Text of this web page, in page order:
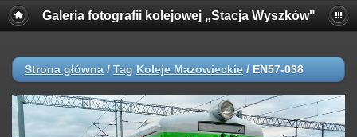
Galeria fotografii kolejowej „Stacja Wyszków"
Strona główna / Tag Koleje Mazowieckie / EN57-038